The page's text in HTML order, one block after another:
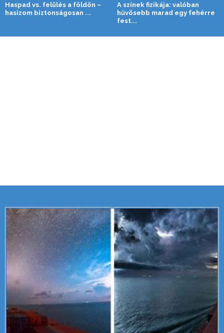
Haspad vs. felülés a földön –
hasizom biztonságosan ...
A színek fizikája: valóban
hűvösebb marad egy fehérre
fest...